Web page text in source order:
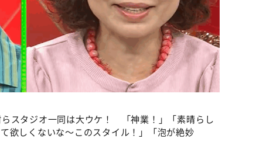
スタジオ一同は大ウケ！ 「神業！」「素晴らし
欲しくないな～このスタイル！」「泡が絶妙